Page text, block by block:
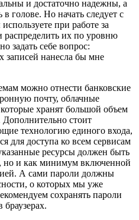
и достаточно надежны, а
голове. Но начать следует с
при работе за
распределить их по уровню
задать себе вопрос:
записей нанесла бы мне
можно отнести банковские
почту, облачные
хранят большой объем
стоит
технологию единого входа,
для доступа ко всем сервисам
ресурсы должен быть
но и как минимум включенной
А сами пароли должны
о которых мы уже
сохранять пароли
браузерах.